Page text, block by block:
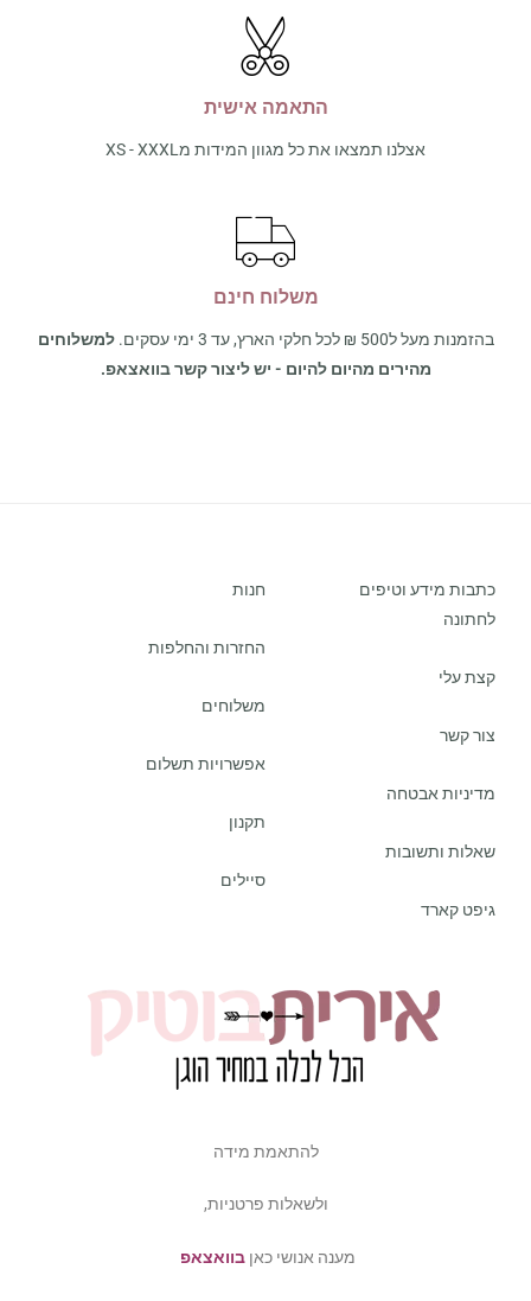
התאמה אישית
אצלנו תמצאו את כל מגוון המידות מXS - XXXL
משלוח חינם
בהזמנות מעל ל500 ₪ לכל חלקי הארץ, עד 3 ימי עסקים.
למשלוחים
מהירים מהיום להיום - יש ליצור קשר בוואצאפ.
כתבות מידע וטיפים
לחתונה
קצת עלי
צור קשר
מדיניות אבטחה
שאלות ותשובות
גיפט קארד
חנות
החזרות והחלפות
משלוחים
אפשרויות תשלום
תקנון
סיילים
להתאמת מידה
ולשאלות פרטניות,
מענה אנושי כאןבוואצאפ